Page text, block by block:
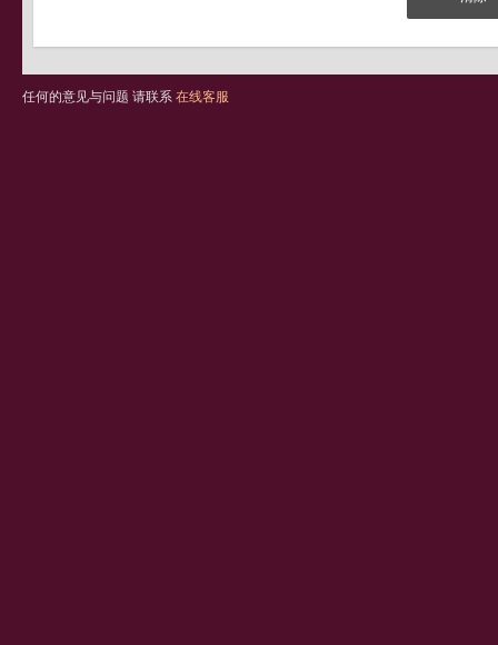
任何的意见与问题 请联系 在线客服